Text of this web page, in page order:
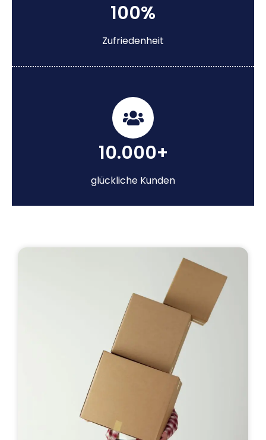
100%
Zufriedenheit
10.000+
glückliche Kunden